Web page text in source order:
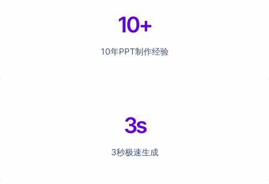
10+
10年PPT制作经验
3s
3秒极速生成